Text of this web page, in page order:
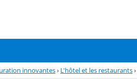
innovantes› L'hôtel et les restaurants›